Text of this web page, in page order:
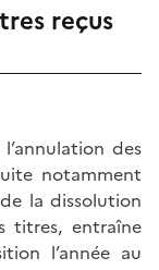
reçus
des
notamment
la dissolution
titres, entraîne
l’année au